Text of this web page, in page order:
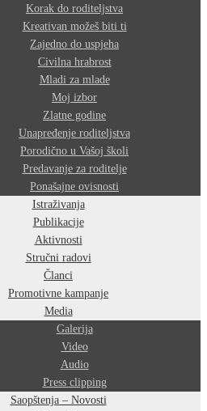
Korak do roditeljstva
Kreativan možeš biti ti
Zajedno do uspjeha
Civilna hrabrost
Mladi za mlade
Moj izbor
Zlatne godine
Unapređenje roditeljstva
Porodično u Vašoj školi
Predavanje za roditelje
Ponašajne ovisnosti
Istraživanja
Publikacije
Aktivnosti
Stručni radovi
Članci
Promotivne kampanje
Media
Galerija
Video
Audio
Press clipping
Saopštenja – Novosti